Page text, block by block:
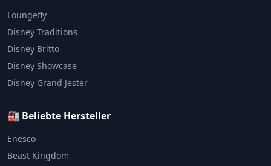
Loungefly
Disney Traditions
Disney Britto
Disney Showcase
Disney Grand Jester
🏭 Beliebte Hersteller
Enesco
Beast Kingdom